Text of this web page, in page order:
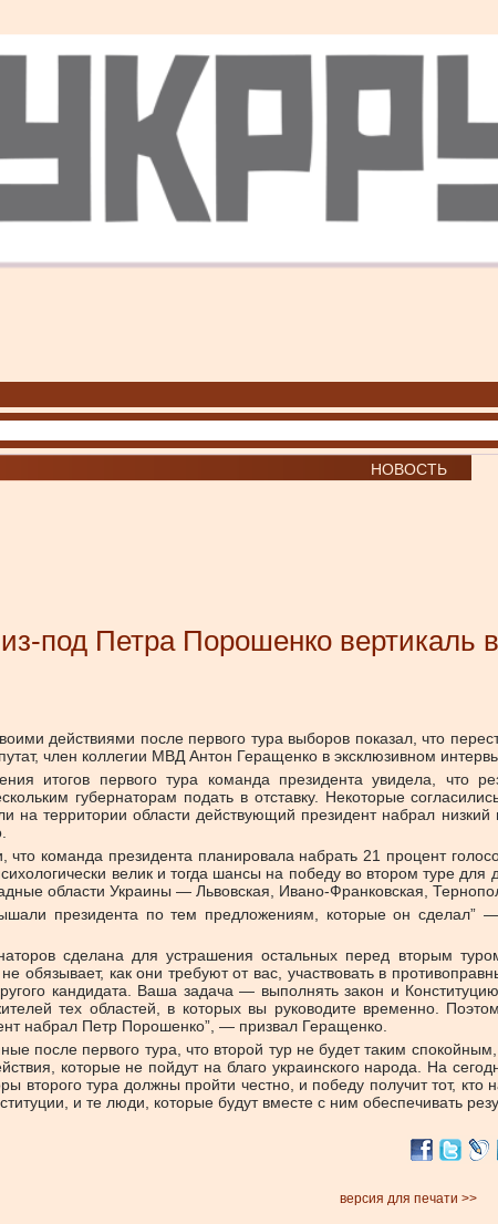
НОВОСТЬ
под Петра Порошенко вертикаль
действиями после первого тура выборов показал, что
член коллегии МВД Антон Геращенко в эксклюзивном
итогов первого тура команда президента увидела,
губернаторам подать в отставку. Некоторые
на территории области действующий президент набрал
команда президента планировала набрать 21 процент
велик и тогда шансы на победу во втором туре
области Украины — Львовская, Ивано-Франковская,
президента по тем предложениям, которые он сделал”
сделана для устрашения остальных перед вторым
обязывает, как они требуют от вас, участвовать в
кандидата. Ваша задача — выполнять закон и
тех областей, в которых вы руководите временно.
набрал Петр Порошенко”, — призвал Геращенко.
после первого тура, что второй тур не будет таким
которые не пойдут на благо украинского народа. На
второго тура должны пройти честно, и победу получит тот,
и те люди, которые будут вместе с ним обеспечивать
версия для печати >>